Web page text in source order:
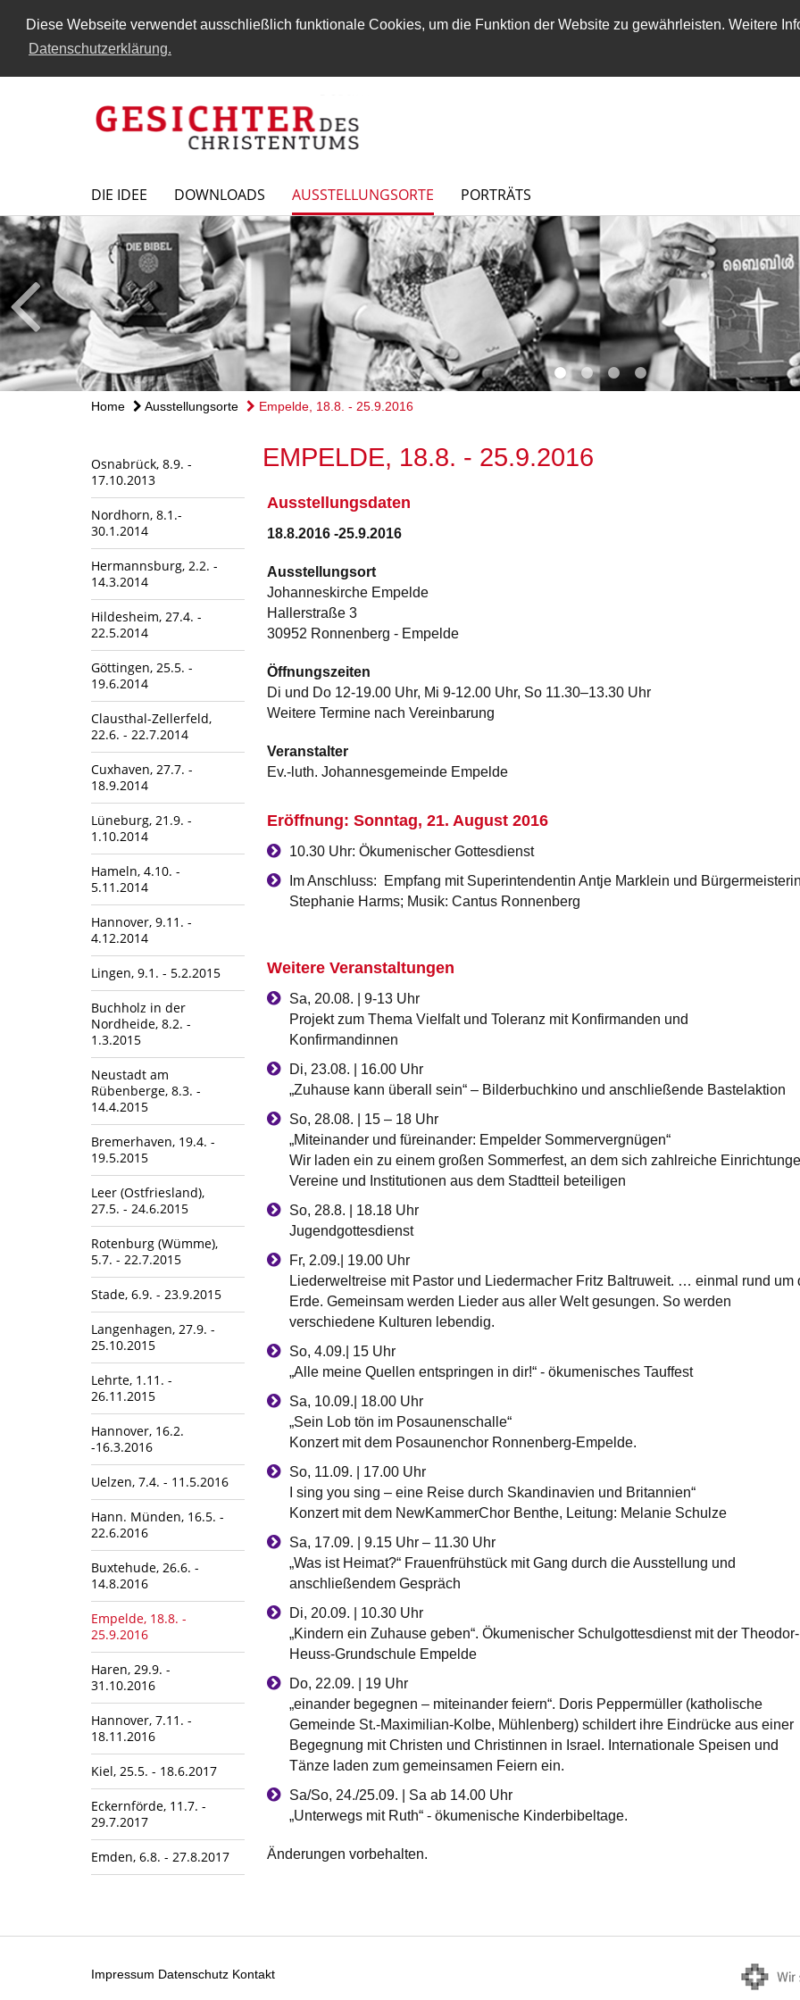
Diese Webseite verwendet ausschließlich funktionale Cookies, um die Funktion der Website zu gewährleisten. Weitere
Datenschutzerklärung.
DIE IDEE DOWNLOADS AUSSTELLUNGSORTE PORTRÄTS
Home Ausstellungsorte Empelde, 18.8. - 25.9.2016
Osnabrück, 8.9. -
17.10.2013
Nordhorn, 8.1.-
30.1.2014
Hermannsburg, 2.2. -
14.3.2014
Hildesheim, 27.4. -
22.5.2014
Göttingen, 25.5. -
19.6.2014
Clausthal-Zellerfeld,
22.6. - 22.7.2014
Cuxhaven, 27.7. -
18.9.2014
Lüneburg, 21.9. -
1.10.2014
Hameln, 4.10. -
5.11.2014
Hannover, 9.11. -
4.12.2014
Lingen, 9.1. - 5.2.2015
Buchholz in der
Nordheide, 8.2. -
1.3.2015
Neustadt am
Rübenberge, 8.3. -
14.4.2015
Bremerhaven, 19.4. -
19.5.2015
Leer (Ostfriesland),
27.5. - 24.6.2015
Rotenburg (Wümme),
5.7. - 22.7.2015
Stade, 6.9. - 23.9.2015
Langenhagen, 27.9. -
25.10.2015
Lehrte, 1.11. -
26.11.2015
Hannover, 16.2.
-16.3.2016
Uelzen, 7.4. - 11.5.2016
Hann. Münden, 16.5. -
22.6.2016
Buxtehude, 26.6. -
14.8.2016
Empelde, 18.8. -
25.9.2016
Haren, 29.9. -
31.10.2016
Hannover, 7.11. -
18.11.2016
Kiel, 25.5. - 18.6.2017
Eckernförde, 11.7. -
29.7.2017
Emden, 6.8. - 27.8.2017
EMPELDE, 18.8. - 25.9.2016
Ausstellungsdaten
18.8.2016 -25.9.2016
Ausstellungsort
Johanneskirche Empelde
Hallerstraße 3
30952 Ronnenberg - Empelde
Öffnungszeiten
Di und Do 12-19.00 Uhr, Mi 9-12.00 Uhr, So 11.30–13.30 Uhr
Weitere Termine nach Vereinbarung
Veranstalter
Ev.-luth. Johannesgemeinde Empelde
Eröffnung: Sonntag, 21. August 2016
10.30 Uhr: Ökumenischer Gottesdienst
Im Anschluss: Empfang mit Superintendentin Antje Marklein und
Stephanie Harms; Musik: Cantus Ronnenberg
Weitere Veranstaltungen
Sa, 20.08. | 9-13 Uhr
Projekt zum Thema Vielfalt und Toleranz mit Konfirmanden und
Konfirmandinnen
Di, 23.08. | 16.00 Uhr
„Zuhause kann überall sein“ – Bilderbuchkino und anschließende Bastelaktion
So, 28.08. | 15 – 18 Uhr
„Miteinander und füreinander: Empelder Sommervergnügen“
Wir laden ein zu einem großen Sommerfest, an dem sich zahlreiche
Vereine und Institutionen aus dem Stadtteil beteiligen
So, 28.8. | 18.18 Uhr
Jugendgottesdienst
Fr, 2.09.| 19.00 Uhr
Liederweltreise mit Pastor und Liedermacher Fritz Baltruweit. … einmal rund um
Erde. Gemeinsam werden Lieder aus aller Welt gesungen. So werden
verschiedene Kulturen lebendig.
So, 4.09.| 15 Uhr
„Alle meine Quellen entspringen in dir!“ - ökumenisches Tauffest
Sa, 10.09.| 18.00 Uhr
„Sein Lob tön im Posaunenschalle“
Konzert mit dem Posaunenchor Ronnenberg-Empelde.
So, 11.09. | 17.00 Uhr
I sing you sing – eine Reise durch Skandinavien und Britannien“
Konzert mit dem NewKammerChor Benthe, Leitung: Melanie Schulze
Sa, 17.09. | 9.15 Uhr – 11.30 Uhr
„Was ist Heimat?“ Frauenfrühstück mit Gang durch die Ausstellung und
anschließendem Gespräch
Di, 20.09. | 10.30 Uhr
„Kindern ein Zuhause geben“. Ökumenischer Schulgottesdienst mit der Theodor-
Heuss-Grundschule Empelde
Do, 22.09. | 19 Uhr
„einander begegnen – miteinander feiern“. Doris Peppermüller (katholische
Gemeinde St.-Maximilian-Kolbe, Mühlenberg) schildert ihre Eindrücke aus einer
Begegnung mit Christen und Christinnen in Israel. Internationale Speisen und
Tänze laden zum gemeinsamen Feiern ein.
Sa/So, 24./25.09. | Sa ab 14.00 Uhr
„Unterwegs mit Ruth“ - ökumenische Kinderbibeltage.
Änderungen vorbehalten.
Impressum Datenschutz Kontakt